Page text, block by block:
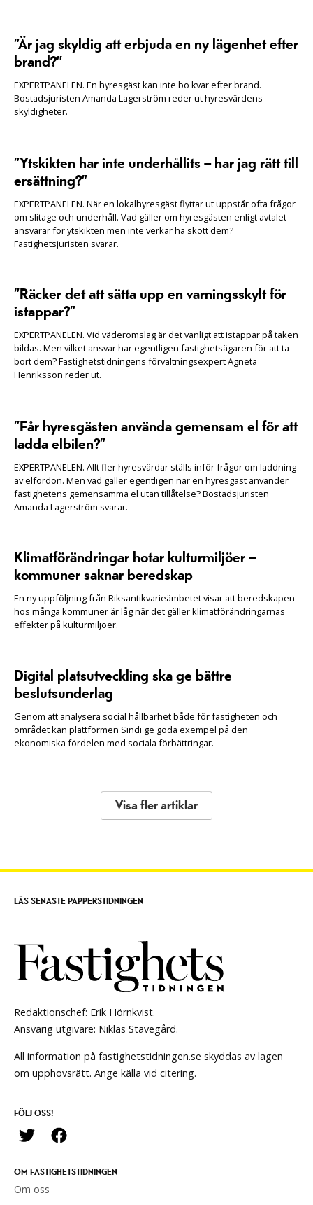
”Är jag skyldig att erbjuda en ny lägenhet efter
brand?”
EXPERTPANELEN. En hyresgäst kan inte bo kvar efter brand.
Bostadsjuristen Amanda Lagerström reder ut hyresvärdens
skyldigheter.
”Ytskikten har inte underhållits – har jag rätt till
ersättning?”
EXPERTPANELEN. När en lokalhyresgäst flyttar ut uppstår ofta frågor
om slitage och underhåll. Vad gäller om hyresgästen enligt avtalet
ansvarar för ytskikten men inte verkar ha skött dem?
Fastighetsjuristen svarar.
”Räcker det att sätta upp en varningsskylt för
istappar?”
EXPERTPANELEN. Vid väderomslag är det vanligt att istappar på taken
bildas. Men vilket ansvar har egentligen fastighetsägaren för att ta
bort dem? Fastighetstidningens förvaltningsexpert Agneta
Henriksson reder ut.
”Får hyresgästen använda gemensam el för att
ladda elbilen?”
EXPERTPANELEN. Allt fler hyresvärdar ställs inför frågor om laddning
av elfordon. Men vad gäller egentligen när en hyresgäst använder
fastighetens gemensamma el utan tillåtelse? Bostadsjuristen
Amanda Lagerström svarar.
Klimatförändringar hotar kulturmiljöer –
kommuner saknar beredskap
En ny uppföljning från Riksantikvarieämbetet visar att beredskapen
hos många kommuner är låg när det gäller klimatförändringarnas
effekter på kulturmiljöer.
Digital platsutveckling ska ge bättre
beslutsunderlag
Genom att analysera social hållbarhet både för fastigheten och
området kan plattformen Sindi ge goda exempel på den
ekonomiska fördelen med sociala förbättringar.
Visa fler artiklar
Redaktionschef: Erik Hörnkvist.
Ansvarig utgivare: Niklas Stavegård.
All information på fastighetstidningen.se skyddas av lagen
om upphovsrätt. Ange källa vid citering.
FÖLJ OSS!
OM FASTIGHETSTIDNINGEN
Om oss
LÄS SENASTE PAPPERSTIDNINGEN